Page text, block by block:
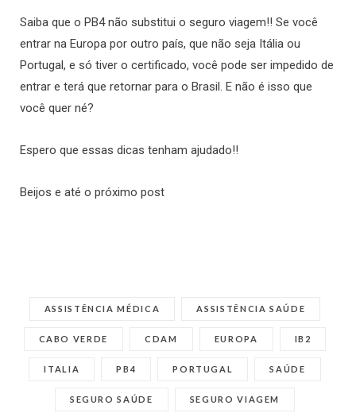
Saiba que o PB4 não substitui o seguro viagem!! Se você
entrar na Europa por outro país, que não seja Itália ou
Portugal, e só tiver o certificado, você pode ser impedido de
entrar e terá que retornar para o Brasil. E não é isso que
você quer né?
Espero que essas dicas tenham ajudado!!
Beijos e até o próximo post
ASSISTÊNCIA MÉDICA ASSISTÊNCIA SAÚDE
CABO VERDE CDAM EUROPA IB2
ITALIA PB4 PORTUGAL SAÚDE
SEGURO SAÚDE SEGURO VIAGEM